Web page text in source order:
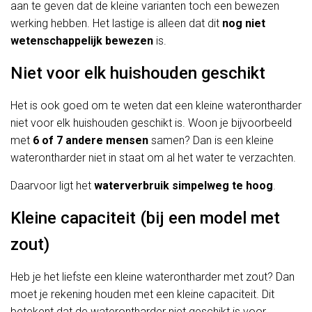
aan te geven dat de kleine varianten toch een bewezen
werking hebben. Het lastige is alleen dat dit nog niet
wetenschappelijk bewezen is.
Niet voor elk huishouden geschikt
Het is ook goed om te weten dat een kleine waterontharder
niet voor elk huishouden geschikt is. Woon je bijvoorbeeld
met 6 of 7 andere mensen samen? Dan is een kleine
waterontharder niet in staat om al het water te verzachten.
Daarvoor ligt het waterverbruik simpelweg te hoog.
Kleine capaciteit (bij een model met
zout)
Heb je het liefste een kleine waterontharder met zout? Dan
moet je rekening houden met een kleine capaciteit. Dit